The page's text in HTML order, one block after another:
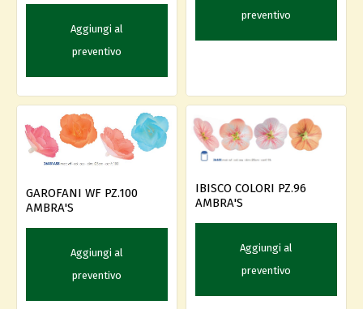
Aggiungi al
preventivo
preventivo
GAROFANI WF PZ.100
AMBRA'S
Aggiungi al
preventivo
IBISCO COLORI PZ.96
AMBRA'S
Aggiungi al
preventivo